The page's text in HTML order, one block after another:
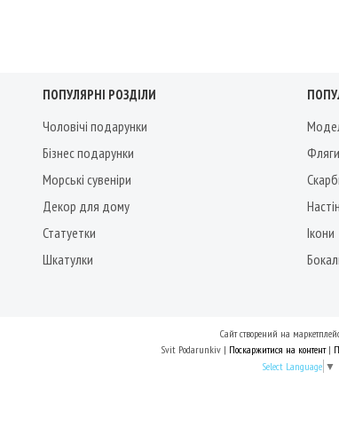
ПОПУЛЯРНІ РОЗДІЛИ
Чоловічі подарунки
Бізнес подарунки
Морські сувеніри
Декор для дому
Статуетки
Шкатулки
Фляги
Ікони
Сайт створений на
Svit Podarunkiv | Поскаржитися на контент |
Select Language ▼